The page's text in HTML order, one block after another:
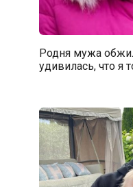
Родня мужа
удивилась, что я